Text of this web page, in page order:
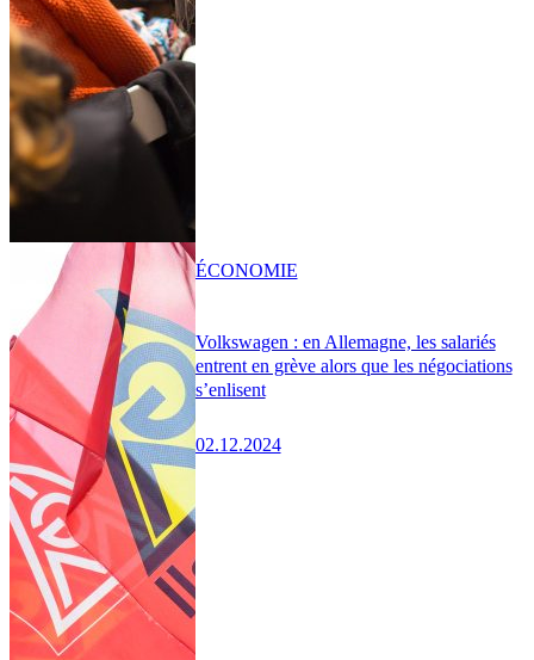
Volkswagen : en Allemagne, les salariés
entrent en grève alors que les négociations
s’enlisent
02.12.2024
ÉCONOMIE